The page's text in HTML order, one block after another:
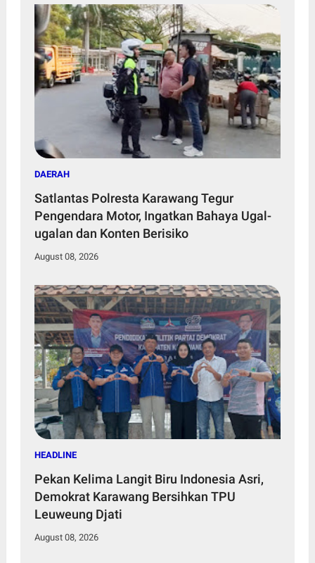
DAERAH
Satlantas Polresta Karawang Tegur
Pengendara Motor, Ingatkan Bahaya Ugal-
ugalan dan Konten Berisiko
August 08, 2026
HEADLINE
Pekan Kelima Langit Biru Indonesia Asri,
Demokrat Karawang Bersihkan TPU
Leuweung Djati
August 08, 2026